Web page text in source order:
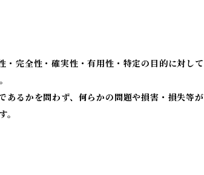
・完全性・確実性・有用性・特定の目的に対して
あるかを問わず、何らかの問題や損害・損失等が
。